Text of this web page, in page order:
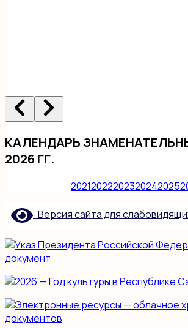
КАЛЕНДАРЬ
2026 ГГ.
20212022202320242025
Версия сайта для